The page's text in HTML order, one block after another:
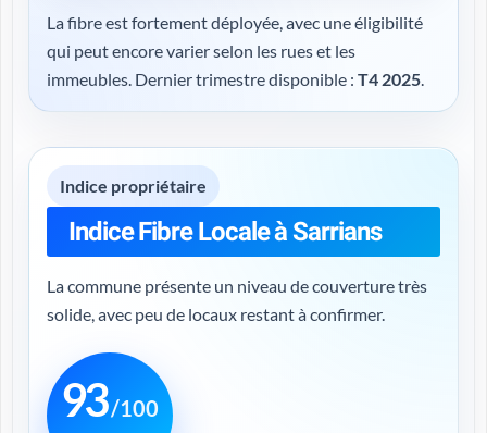
La fibre est fortement déployée, avec une éligibilité
qui peut encore varier selon les rues et les
immeubles. Dernier trimestre disponible : T4 2025.
Indice propriétaire
Indice Fibre Locale à Sarrians
La commune présente un niveau de couverture très
solide, avec peu de locaux restant à confirmer.
93/100